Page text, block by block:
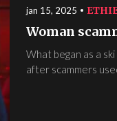
jan 15, 2025
Woman
What began as a
after scammers